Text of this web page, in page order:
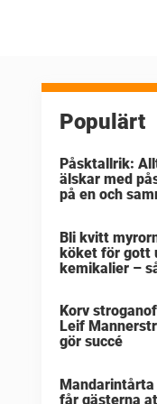
Populärt
Påsktallrik:
älskar med
på en och
Bli kvitt
köket för gott
kemikalier –
Korv
Leif
gör succé
Mandarintårta
får gästerna